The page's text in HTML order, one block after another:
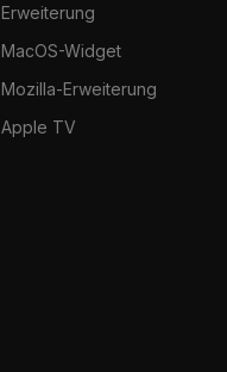
Erweiterung
MacOS-Widget
Mozilla-Erweiterung
Apple TV